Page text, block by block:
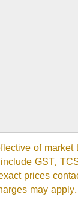
of market
GST,
prices
may apply.